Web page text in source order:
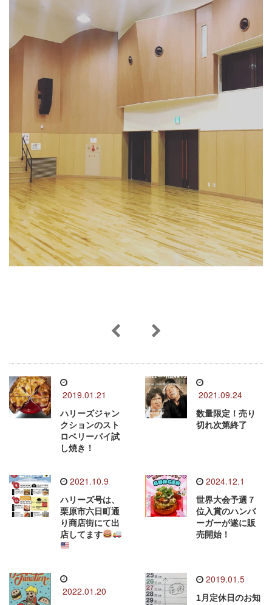
2019.01.21
ハリーズジャン
クションのスト
ロベリーパイ試
し焼き！
2021.09.24
数量限定！売り
切れ次第終了
2021.10.9
ハリーズ号は、
栗原市六日町通
り商店街にて出
店してます
2024.12.1
世界大会予選７
位入賞のハンバ
ーガーが遂に販
売開始！
2022.01.20
2019.01.5
1月定休日のお知